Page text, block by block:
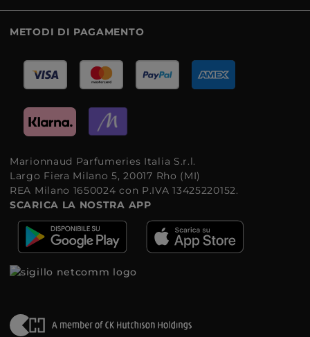
METODI DI PAGAMENTO
Marionnaud Parfumeries Italia S.r.l.
Largo Fiera Milano 5, 20017 Rho (MI)
REA Milano 1650024 con P.IVA 13425220152.
SCARICA LA NOSTRA APP